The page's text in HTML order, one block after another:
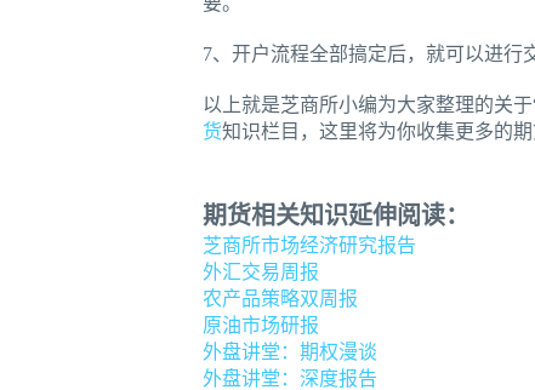
7、开户流程全部搞定后，就可以进行
以上就是芝商所小编为大家整理的关
货知识栏目，这里将为你收集更多的期
期货相关知识延伸阅读：
芝商所市场经济研究报告
外汇交易周报
农产品策略双周报
原油市场研报
外盘讲堂：期权漫谈
外盘讲堂：深度报告